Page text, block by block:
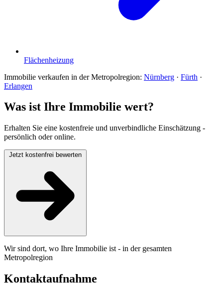
Flächenheizung
Immobilie verkaufen in der Metropolregion: Nürnberg · Fürth ·
Erlangen
Was ist Ihre Immobilie wert?
Erhalten Sie eine kostenfreie und unverbindliche Einschätzung -
persönlich oder online.
Wir sind dort, wo Ihre Immobilie ist - in der gesamten
Metropolregion
Kontaktaufnahme